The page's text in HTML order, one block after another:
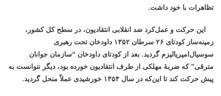
تظاهرات با خود داشت.
این حرکت و عمل‌کرد ضد انقلابی انتقادیون، در سطح کل کشور،
زمینه‌ساز کودتای ۲۶ سرطان ۱۳۵۲ داودخان تحت رهبری
سوسیال‌امپریالیزم گردید. بعد از کودتای داودخان “سازمان جوانان
مترقی” که ضربۀ مهلکی از طرف انتقادیون خورده بود، دیگر نتوانست به
پیش حرکت کند تا این‌که در سال ۱۳۵۴ خورشیدی عملاً منحل گردید.